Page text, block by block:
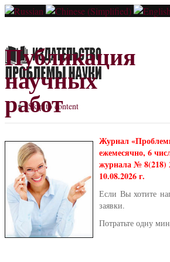
Публикация
научных
работ
Skip to content
Журнал
ежемесячно, 6
журнала № 8(218)
10.08.2026 г.
Если Вы хотите
заявки.
Потратьте одну